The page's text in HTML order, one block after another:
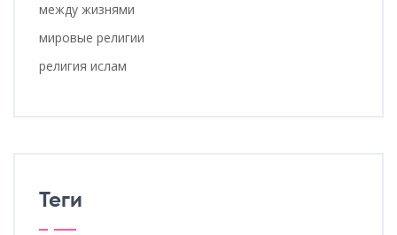
между жизнями
мировые религии
религия ислам
Теги